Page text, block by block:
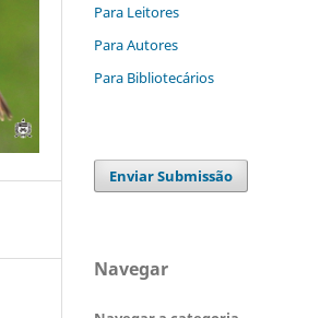
Para Leitores
Para Autores
Para Bibliotecários
Enviar Submissão
Navegar